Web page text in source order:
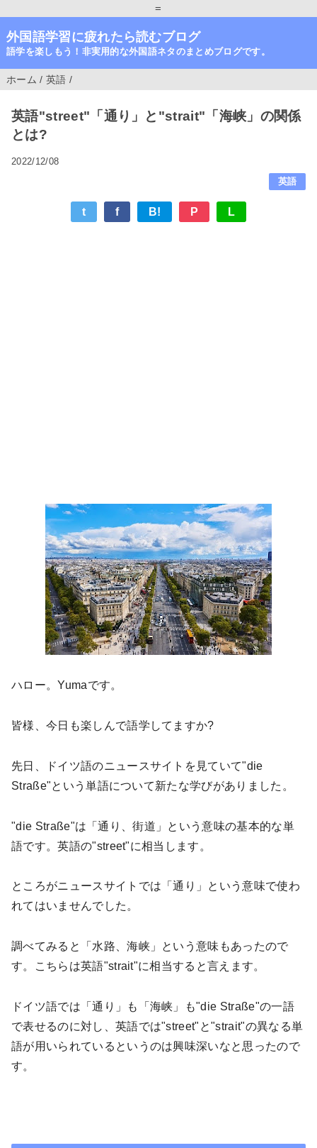
=
外国語学習に疲れたら読むブログ
語学を楽しもう！非実用的な外国語ネタのまとめブログです。
ホーム / 英語 /
英語"street"「通り」と"strait"「海峡」の関係
とは?
2022/12/08
英語
t f B! P L
ハロー。Yumaです。
皆様、今日も楽しんで語学してますか?
先日、ドイツ語のニュースサイトを見ていて"die
Straße"という単語について新たな学びがありました。
"die Straße"は「通り、街道」という意味の基本的な単
語です。英語の"street"に相当します。
ところがニュースサイトでは「通り」という意味で使わ
れてはいませんでした。
調べてみると「水路、海峡」という意味もあったので
す。こちらは英語"strait"に相当すると言えます。
ドイツ語では「通り」も「海峡」も"die Straße"の一語
で表せるのに対し、英語では"street" と"strait"の異なる単
語が用いられているというのは興味深いなと思ったので
す。